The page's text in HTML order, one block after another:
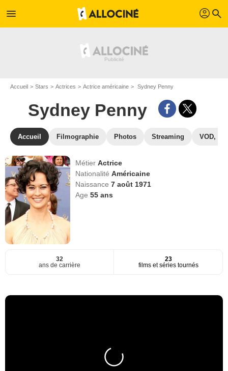
menu profil search
Accueil Stars Actrices Actrice américaine Sydney Penny
Sydney Penny
Accueil Filmographie Photos Streaming VOD,
MétierActrice
NationalitéAméricaine
Naissance7 août 1971
Age55 ans
32
ans de carrière
23
films et séries tournés